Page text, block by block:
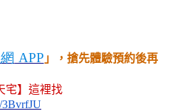
APP 」，搶先體驗預約後再
宅】這裡找
3BvrfJU